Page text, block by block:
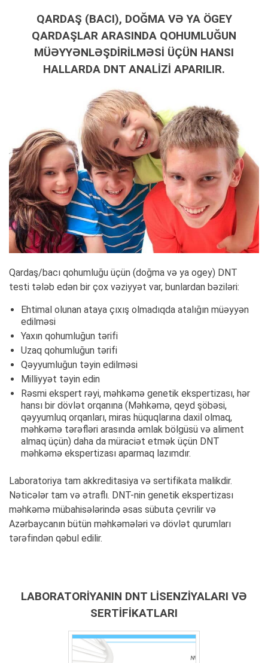
QARDAŞ (BACI), DOĞMA VƏ YA ÖGEY
QARDAŞLAR ARASINDA QOHUMLUĞUN
MÜƏYYƏNLƏŞDIRILMƏSI ÜÇÜN HANSI
HALLARDA DNT ANALIZI APARILIR.
Qardaş/bacı qohumluğu üçün (doğma və ya ogey) DNT
testi tələb edən bir çox vəziyyət var, bunlardan bəziləri:
Ehtimal olunan ataya çıxış olmadıqda atalığın müəyyən
edilməsi
Yaxın qohumluğun tərifi
Uzaq qohumluğun tərifi
Qəyyumluğun təyin edilməsi
Milliyyət təyin edin
Rəsmi ekspert rəyi, məhkəmə genetik ekspertizası, hər
hansı bir dövlət orqanına (Məhkəmə, qeyd şöbəsi,
qəyyumluq orqanları, miras hüquqlarına daxil olmaq,
məhkəmə tərəfləri arasında əmlak bölgüsü və aliment
almaq üçün) daha da müraciət etmək üçün DNT
məhkəmə ekspertizası aparmaq lazımdır.
Laboratoriya tam akkreditasiya və sertifikata malikdir.
Nəticələr tam və ətraflı. DNT-nin genetik ekspertizası
məhkəmə mübahisələrində əsas sübuta çevrilir və
Azərbaycanın bütün məhkəmələri və dövlət qurumları
tərəfindən qəbul edilir.
LABORATORIYANIN DNT LISENZIYALARI VƏ
SERTIFIKATLARI